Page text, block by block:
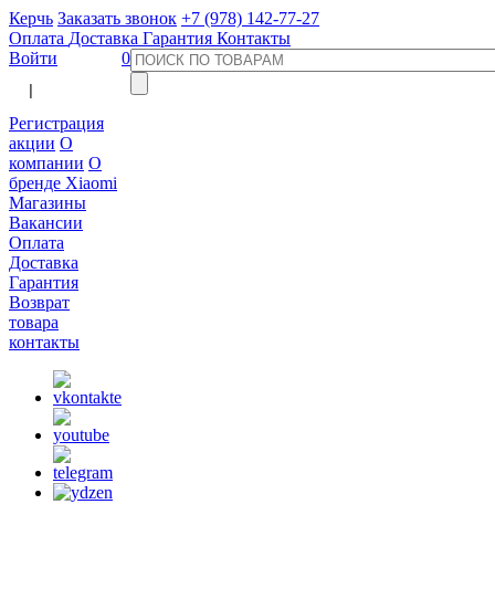
Керчь Заказать звонок +7 (978) 142-77-27
Оплата Доставка Гарантия Контакты
Войти
Регистрация
акции О
компании О
бренде Xiaomi
Магазины
Вакансии
Оплата
Доставка
Гарантия
Возврат
товара
контакты
0